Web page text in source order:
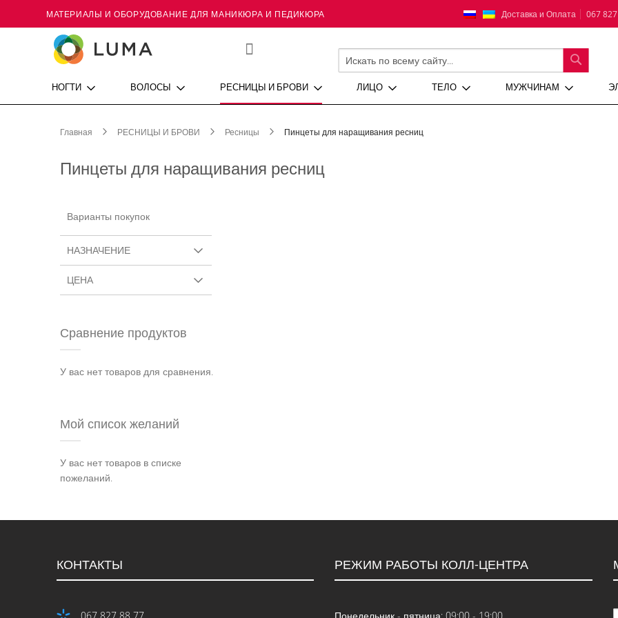
Skip
Content
МАТЕРИАЛЫ И ОБОРУДОВАНИЕ ДЛЯ МАНИКЮРА И ПЕДИКЮРА Язык Доставка и Оплата 067
ПОИСК
НОГТИ ВОЛОСЫ РЕСНИЦЫ И БРОВИ ЛИЦО ТЕЛО МУЖЧИНАМ
Главная РЕСНИЦЫ И БРОВИ Ресницы Пинцеты для наращивания ресниц
Пинцеты для наращивания ресниц
Варианты покупок
НАЗНАЧЕНИЕ
ЦЕНА
Сравнение продуктов
У вас нет товаров для сравнения.
Мой список желаний
У вас нет товаров в списке
пожеланий.
КОНТАКТЫ РЕЖИМ РАБОТЫ КОЛЛ-ЦЕНТРА